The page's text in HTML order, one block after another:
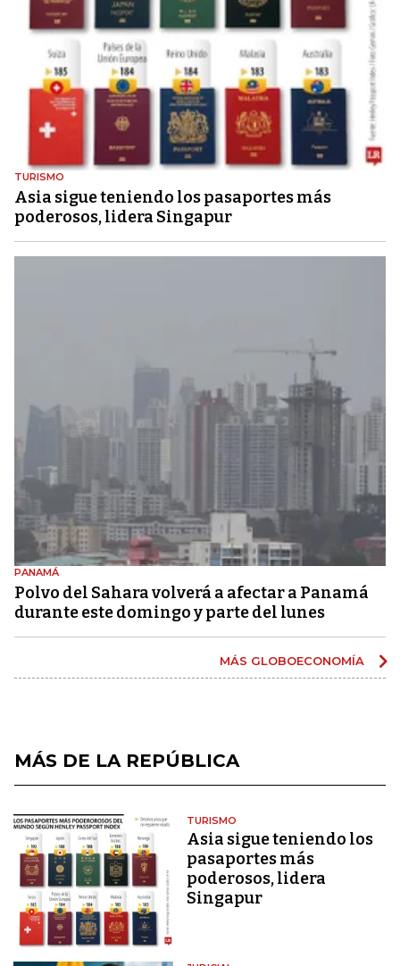
TURISMO
Asia sigue teniendo los pasaportes más
poderosos, lidera Singapur
PANAMÁ
Polvo del Sahara volverá a afectar a Panamá
durante este domingo y parte del lunes
MÁS GLOBOECONOMÍA
MÁS DE LA REPÚBLICA
TURISMO
Asia sigue teniendo los
pasaportes más
poderosos, lidera
Singapur